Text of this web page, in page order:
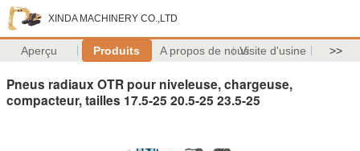
XINDA MACHINERY CO.,LTD
Aperçu Produits A propos de nousVisite d'usine >>
Pneus radiaux OTR pour niveleuse, chargeuse,
compacteur, tailles 17.5-25 20.5-25 23.5-25